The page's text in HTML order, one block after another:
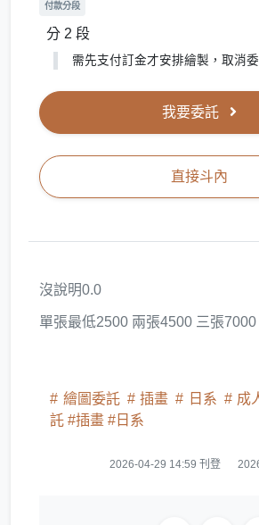
付款分段
分 2 段
需先支付訂金才安排繪製，取消
我要委託
直接斗內
沒說明0.0
單張最低2500 兩張4500 三張
繪圖委託 插畫 日系 成
託 #插畫 #日系
2026-04-29 14:59 刊登